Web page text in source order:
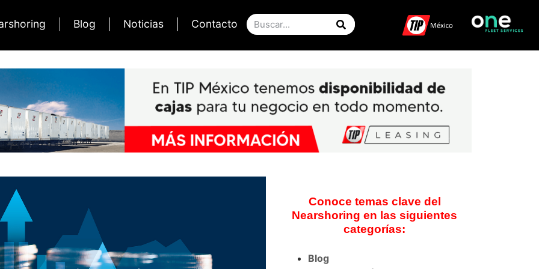
Blog Noticias Contacto
Conoce temas clave del
Nearshoring en las siguientes
categorías:
Blog